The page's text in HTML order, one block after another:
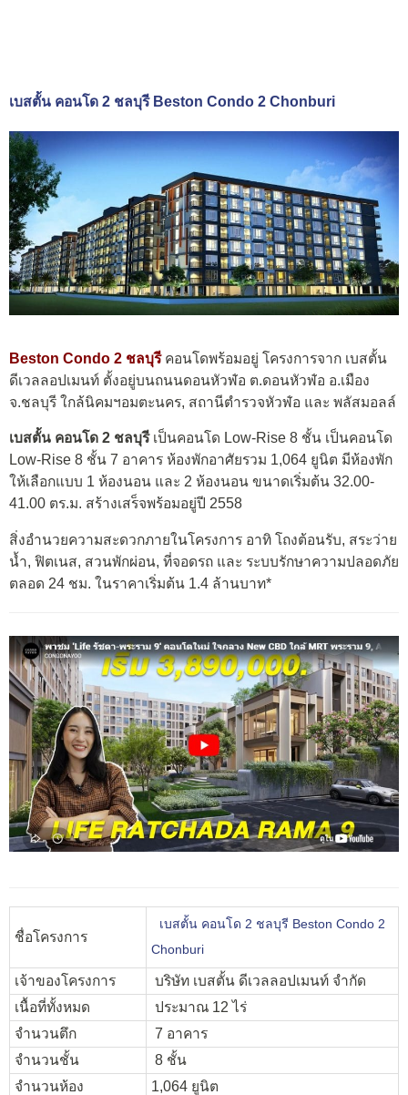
เบสตั้น คอนโด 2 ชลบุรี Beston Condo 2 Chonburi
Beston Condo 2 ชลบุรีคอนโดพร้อมอยู่ โครงการจาก เบสตั้น
ดีเวลลอปเมนท์ ตั้งอยู่บนถนนดอนหัวฬ่อ ต.ดอนหัวฬ่อ อ.เมือง
จ.ชลบุรี ใกล้นิคมฯอมตะนคร, สถานีตำรวจหัวฬ่อ และ พลัสมอลล์
เบสตั้น คอนโด 2 ชลบุรีเป็นคอนโด Low-Rise 8 ชั้น เป็นคอนโด
Low-Rise 8 ชั้น 7 อาคาร ห้องพักอาศัยรวม 1,064 ยูนิต มีห้องพัก
ให้เลือกแบบ 1 ห้องนอน และ 2 ห้องนอน ขนาดเริ่มต้น 32.00-
41.00 ตร.ม. สร้างเสร็จพร้อมอยู่ปี 2558
สิ่งอำนวยความสะดวกภายในโครงการ อาทิ โถงต้อนรับ, สระว่าย
น้ำ, ฟิตเนส, สวนพักผ่อน, ที่จอดรถ และ ระบบรักษาความปลอดภัย
ตลอด 24 ชม. ในราคาเริ่มต้น 1.4 ล้านบาท*
ชื่อโครงการ
เบสตั้น คอนโด 2 ชลบุรี Beston Condo 2
Chonburi
เจ้าของโครงการ
บริษัท เบสตั้น ดีเวลลอปเมนท์ จำกัด
เนื้อที่ทั้งหมด
ประมาณ 12 ไร่
จำนวนตึก
7 อาคาร
จำนวนชั้น
8 ชั้น
จำนวนห้อง
1,064 ยูนิต